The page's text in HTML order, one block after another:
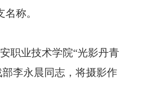
称。
职业技术学院“光影丹青
李永晨同志，将摄影作